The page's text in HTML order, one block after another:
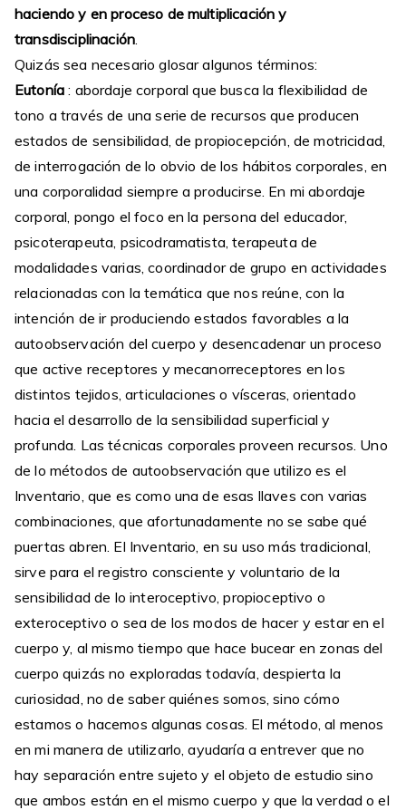
haciendo y en proceso de multiplicación y
transdisciplinación.
Quizás sea necesario glosar algunos términos:
Eutonía : abordaje corporal que busca la flexibilidad de
tono a través de una serie de recursos que producen
estados de sensibilidad, de propiocepción, de motricidad,
de interrogación de lo obvio de los hábitos corporales, en
una corporalidad siempre a producirse. En mi abordaje
corporal, pongo el foco en la persona del educador,
psicoterapeuta, psicodramatista, terapeuta de
modalidades varias, coordinador de grupo en actividades
relacionadas con la temática que nos reúne, con la
intención de ir produciendo estados favorables a la
autoobservación del cuerpo y desencadenar un proceso
que active receptores y mecanorreceptores en los
distintos tejidos, articulaciones o vísceras, orientado
hacia el desarrollo de la sensibilidad superficial y
profunda. Las técnicas corporales proveen recursos. Uno
de lo métodos de autoobservación que utilizo es el
Inventario, que es como una de esas llaves con varias
combinaciones, que afortunadamente no se sabe qué
puertas abren. El Inventario, en su uso más tradicional,
sirve para el registro consciente y voluntario de la
sensibilidad de lo interoceptivo, propioceptivo o
exteroceptivo o sea de los modos de hacer y estar en el
cuerpo y, al mismo tiempo que hace bucear en zonas del
cuerpo quizás no exploradas todavía, despierta la
curiosidad, no de saber quiénes somos, sino cómo
estamos o hacemos algunas cosas. El método, al menos
en mi manera de utilizarlo, ayudaría a entrever que no
hay separación entre sujeto y el objeto de estudio sino
que ambos están en el mismo cuerpo y que la verdad o el